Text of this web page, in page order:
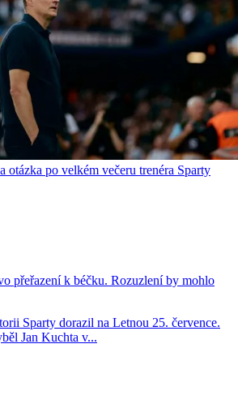
otázka po velkém večeru trenéra Sparty
přeřazení k béčku. Rozuzlení by mohlo
Sparty dorazil na Letnou 25. července.
Jan Kuchta v...